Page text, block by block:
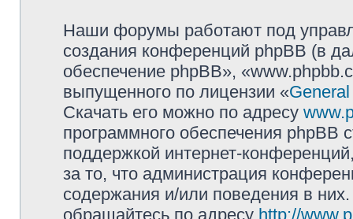
Наши форумы работают под
создания конференций phpBB (в
обеспечение phpBB»,
выпущенного по лицензии «
Скачать его можно по адресу
программного обеспечения phpBB
поддержкой интернет-
за то, что администрация
содержания и/или поведения в
обращайтесь по адресу http://